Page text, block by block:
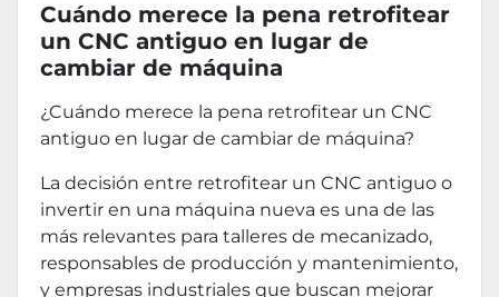
Cuándo merece la pena retrofitear
un CNC antiguo en lugar de
cambiar de máquina
¿Cuándo merece la pena retrofitear un CNC
antiguo en lugar de cambiar de máquina?
La decisión entre retrofitear un CNC antiguo o
invertir en una máquina nueva es una de las
más relevantes para talleres de mecanizado,
responsables de producción y mantenimiento,
y empresas industriales que buscan mejorar